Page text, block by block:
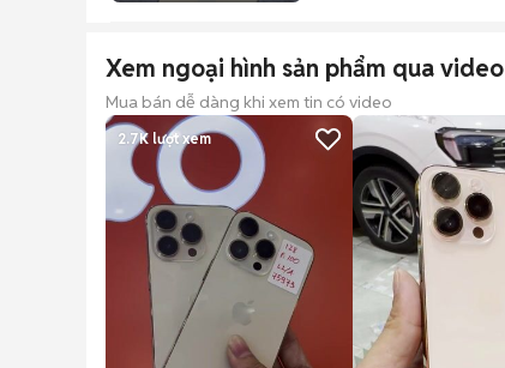
Xem ngoại hình sản phẩm qua video
Mua bán dễ dàng khi xem tin có video
2.7K lượt xem